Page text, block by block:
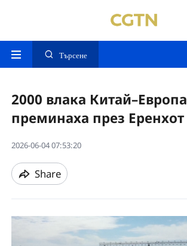
Търсене
2000 влака Китай–Европа
преминаха през Еренхот
2026-06-04 07:53:20
Share